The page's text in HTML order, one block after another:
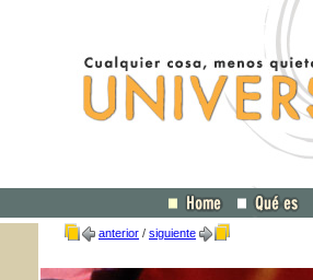
anterior / siguiente